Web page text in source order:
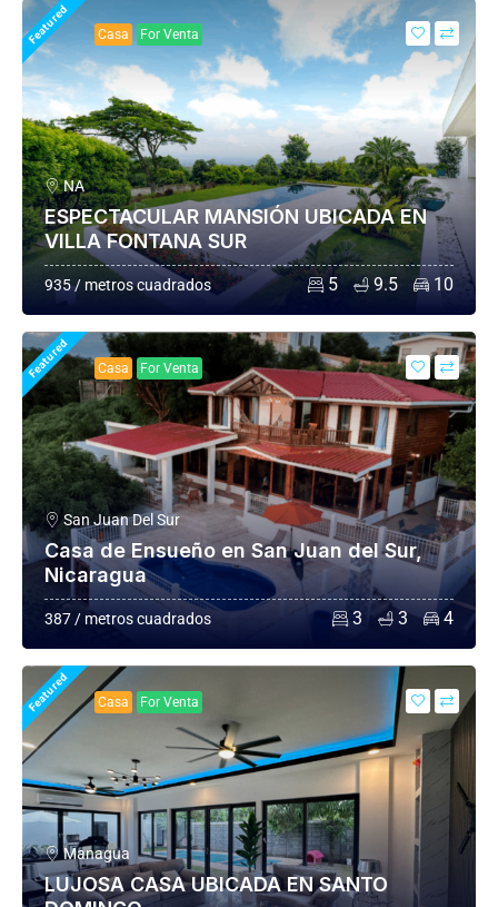
Featured Casa For Venta
NA
ESPECTACULAR MANSIÓN UBICADA EN
VILLA FONTANA SUR
935 / metros cuadrados 5 9.5 10
Featured Casa For Venta
San Juan Del Sur
Casa de Ensueño en San Juan del Sur,
Nicaragua
387 / metros cuadrados 3 3 4
Featured Casa For Venta
Managua
LUJOSA CASA UBICADA EN SANTO